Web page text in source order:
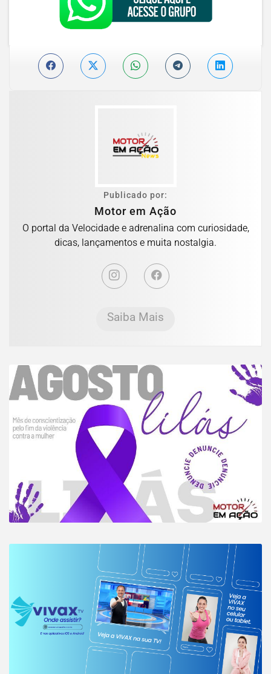
Publicado por:
Motor em Ação
O portal da Velocidade e adrenalina com curiosidade,
dicas, lançamentos e muita nostalgia.
Saiba Mais